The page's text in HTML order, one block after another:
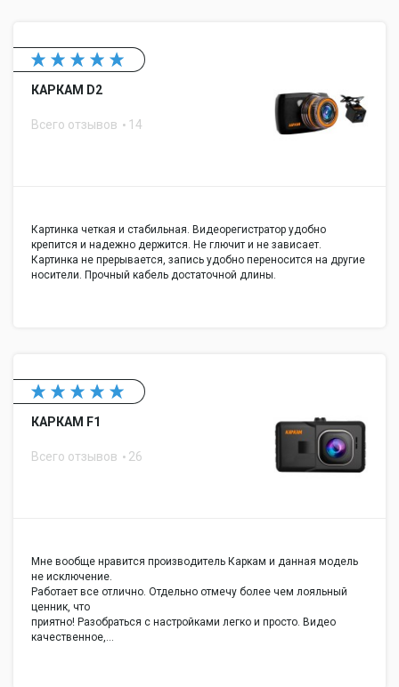
КАРКАМ D2
Всего отзывов 14
Картинка четкая и стабильная. Видеорегистратор удобно
крепится и надежно держится. Не глючит и не зависает.
Картинка не прерывается, запись удобно переносится на другие
носители. Прочный кабель достаточной длины.
КАРКАМ F1
Всего отзывов 26
Мне вообще нравится производитель Каркам и данная модель
не исключение.
Работает все отлично. Отдельно отмечу более чем лояльный
ценник, что
приятно! Разобраться с настройками легко и просто. Видео
качественное,…